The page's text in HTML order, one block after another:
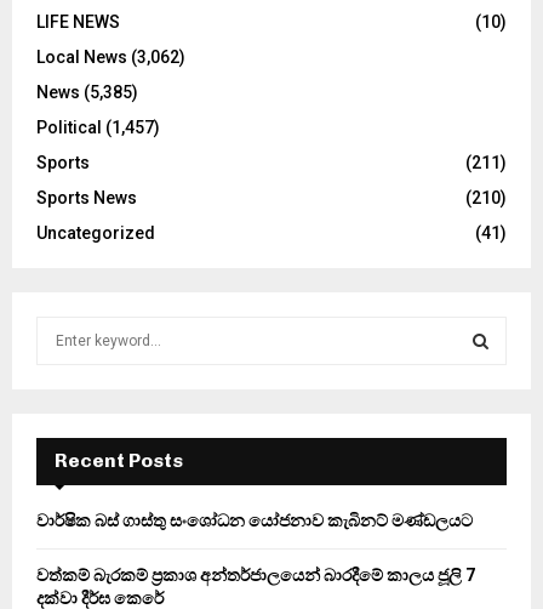
LIFE NEWS
(10)
Local News (3,062)
News (5,385)
Political (1,457)
Sports
(211)
Sports News
(210)
Uncategorized
(41)
f
r
E
A
Recent Posts
වාර්ෂික බස් ගාස්තු සංශෝධන යෝජනාව කැබිනට් මණ්ඩලයට
වත්කම් බැරකම් ප්‍රකාශ අන්තර්ජාලයෙන් බාරදීමේ කාලය ජූලි 7
දක්වා දීර්ඝ කෙරේ